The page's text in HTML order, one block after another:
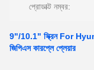
প্রোডাক্ট নম্বর:
9"/10.1" স্ক্রিন For
জিপিএস কারপ্লে প্লেয়ার